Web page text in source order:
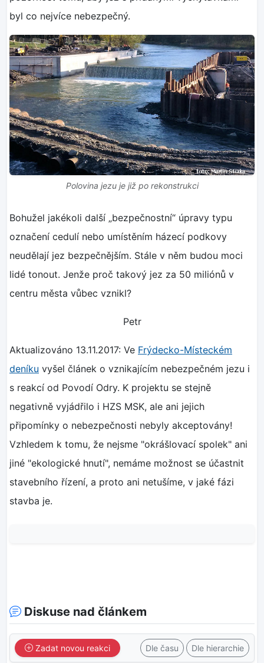
byl co nejvíce nebezpečný.
Polovina jezu je již po rekonstrukci
Bohužel jakékoli další „bezpečnostní“ úpravy typu
označení cedulí nebo umístěním házecí podkovy
neudělají jez bezpečnějším. Stále v něm budou moci
lidé tonout. Jenže proč takový jez za 50 miliónů v
centru města vůbec vznikl?
Petr
Aktualizováno 13.11.2017: Ve Frýdecko-Místeckém
deníku vyšel článek o vznikajícím nebezpečném jezu i
s reakcí od Povodí Odry. K projektu se stejně
negativně vyjádřilo i HZS MSK, ale ani jejich
připomínky o nebezpečnosti nebyly akceptovány!
Vzhledem k tomu, že nejsme "okrášlovací spolek" ani
jiné "ekologické hnutí", nemáme možnost se účastnit
stavebního řízení, a proto ani netušíme, v jaké fázi
stavba je.
Diskuse nad článkem
Zadat novou reakci Dle času Dle hierarchie